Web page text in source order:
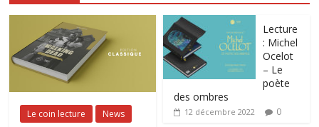
Le coin lecture News
Lecture
: Michel
Ocelot
– Le
poète
des ombres
12 décembre 2022 0